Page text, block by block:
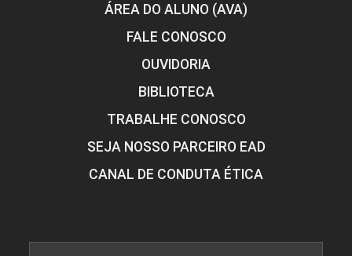
ÁREA DO ALUNO (AVA)
FALE CONOSCO
OUVIDORIA
BIBLIOTECA
TRABALHE CONOSCO
SEJA NOSSO PARCEIRO EAD
CANAL DE CONDUTA ÉTICA